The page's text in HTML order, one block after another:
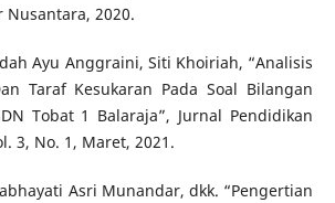
Nusantara, 2020.
Ayu Anggraini, Siti Khoiriah, “Analisis
Taraf Kesukaran Pada Soal Bilangan
Tobat 1 Balaraja”, Jurnal Pendidikan
3, No. 1, Maret, 2021.
Asri Munandar, dkk. “Pengertian